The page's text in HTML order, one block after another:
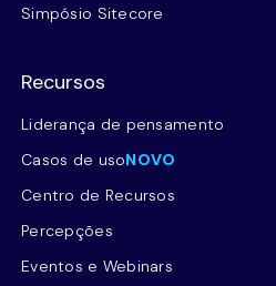
Simpósio Sitecore
Recursos
Liderança de pensamento
Casos de usoNOVO
Centro de Recursos
Percepções
Eventos e Webinars